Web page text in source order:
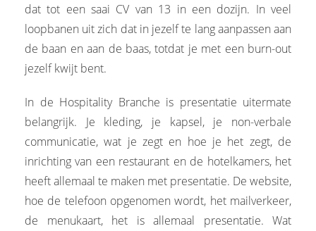
dat tot een saai CV van 13 in een dozijn. In veel
loopbanen uit zich dat in jezelf te lang aanpassen aan
de baan en aan de baas, totdat je met een burn-out
jezelf kwijt bent.
In de Hospitality Branche is presentatie uitermate
belangrijk. Je kleding, je kapsel, je non-verbale
communicatie, wat je zegt en hoe je het zegt, de
inrichting van een restaurant en de hotelkamers, het
heeft allemaal te maken met presentatie. De website,
hoe de telefoon opgenomen wordt, het mailverkeer,
de menukaart, het is allemaal presentatie. Wat